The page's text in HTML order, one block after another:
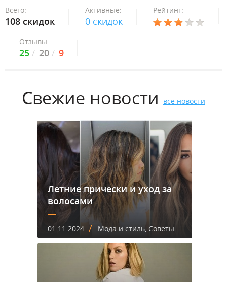
Всего:
108 скидок
Активные:
0 скидок
Рейтинг:
Отзывы:
25 20 9
Свежие новости все новости
Летние прически и уход за
волосами
01.11.2024 / Мода и стиль, Советы